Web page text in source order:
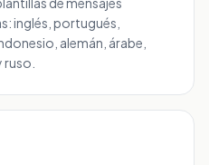
inglés, portugués,
alemán, árabe,